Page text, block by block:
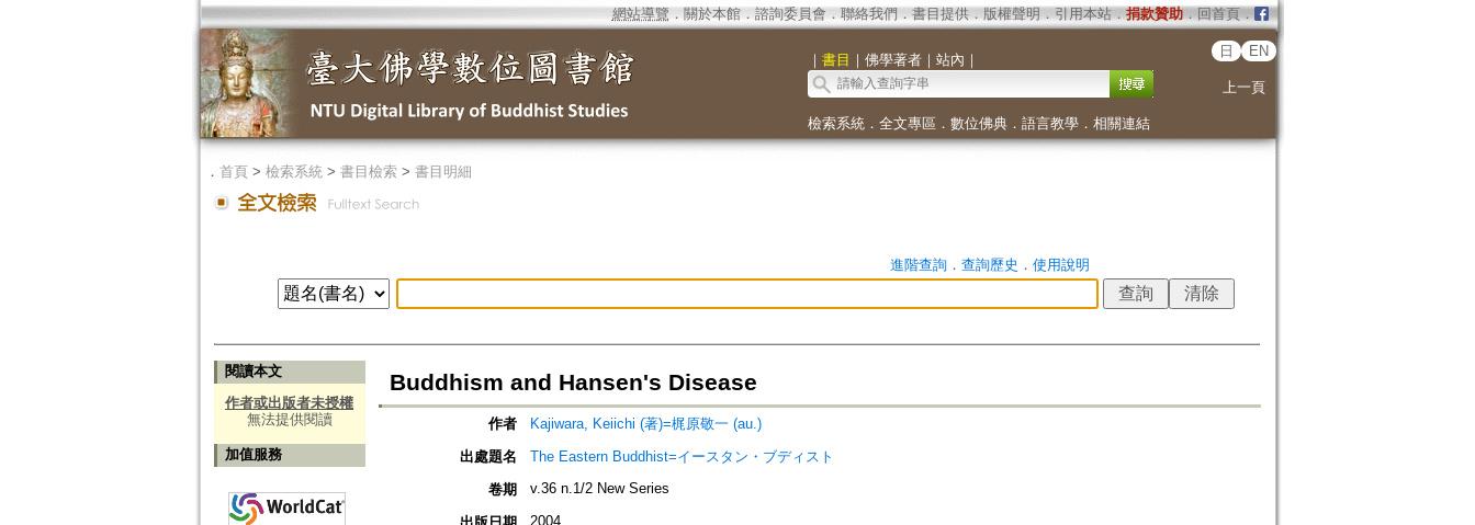
網站導覽 ． 關於本館． 諮詢委員會． 聯絡我們 ． 書目提供． 版權聲明 ． 引用本站． 捐款贊助．回首頁．
｜ 書目 ｜ 佛學著者｜ 站內 ｜
日 EN
上一頁
檢索系統． 全文專區 ． 數位佛典． 語言教學． 相關連結
． 首頁> 檢索系統> 書目檢索> 書目明細
進階查詢． 查詢歷史 ． 使用說明
閱讀本文
作者或出版者未授權
無法提供閱讀
加值服務
Buddhism and Hansen's Disease
作者
Kajiwara, Keiichi (著)=梶原敬一 (au.)
出處題名
The Eastern Buddhist=イースタン・ブディスト
卷期
v.36 n.1/2 New Series
2004